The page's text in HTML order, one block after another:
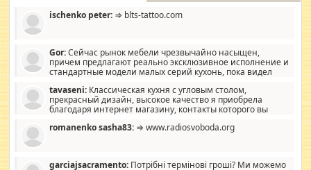
ischenko peter: ⇒ blts-tattoo.com
Gor:Сейчас рынок мебели чрезвычайно насыщен,
причем предлагают реально эксклюзивное исполнение и
стандартные модели малых серий кухонь, пока видел
стандартные формы, в MebelOk, креативненько и что главное -
со вкусом все в порядке, без ненужных наворотов удорожающих
мебель, а это не последний фактор.
tavaseni: Классическая кухня с угловым столом,
прекрасный дизайн, высокое качество я приобрела
благодаря интернет магазину, контакты которого вы
romanenko sasha83: ⇒ www.radiosvoboda.org
garciajsacramento: Потрібні термінові гроші? Ми можемо